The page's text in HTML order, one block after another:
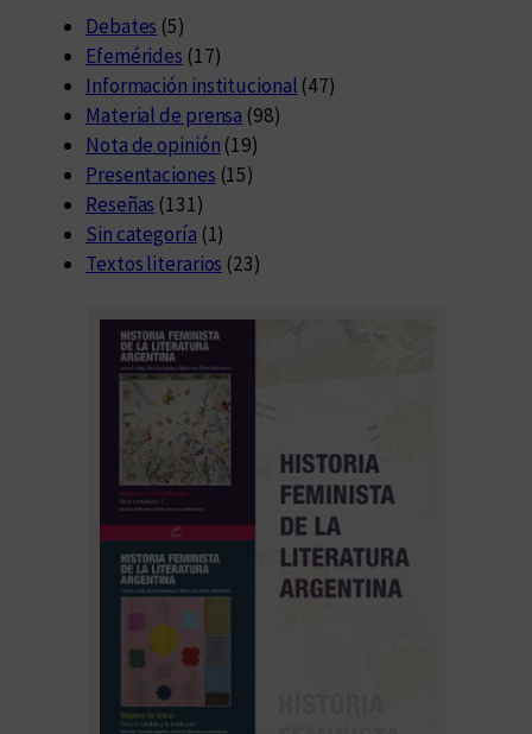
Debates (5)
Efemérides (17)
Información institucional (47)
Material de prensa (98)
Nota de opinión (19)
Presentaciones (15)
Reseñas (131)
Sin categoría (1)
Textos literarios (23)